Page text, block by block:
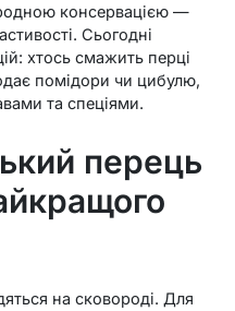
консервацією —
Сьогодні
хтось смажить перці
помідори чи цибулю,
та спеціями.
перець
на сковороді. Для